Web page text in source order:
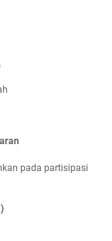
pada partisipasi